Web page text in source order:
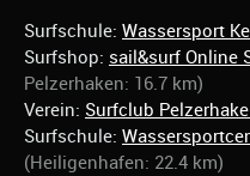
Surfschule: Wassersport
Surfshop: sail&surf Online
Pelzerhaken: 16.7 km)
Verein: Surfclub
Surfschule:
(Heiligenhafen: 22.4 km)